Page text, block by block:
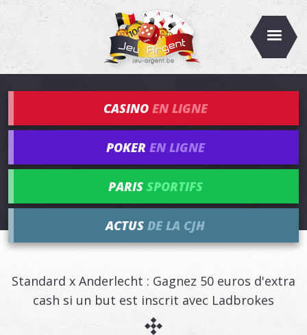
CASINO EN LIGNE
POKER EN LIGNE
PARIS SPORTIFS
ACTUS DE LA CJH
Standard x Anderlecht : Gagnez 50 euros d'extra
cash si un but est inscrit avec Ladbrokes